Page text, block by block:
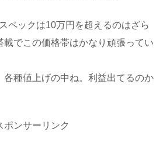
ペックは10万円を超えるのはざら
載でこの価格帯はかなり頑張ってい
各種値上げの中ね。利益出てるのか
ポンサーリンク